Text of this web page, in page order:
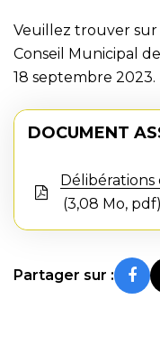
Veuillez trouver
Conseil Municipal
18 septembre 2023.
DOCUMENT
3,08 Mo, pdf
Partager sur :